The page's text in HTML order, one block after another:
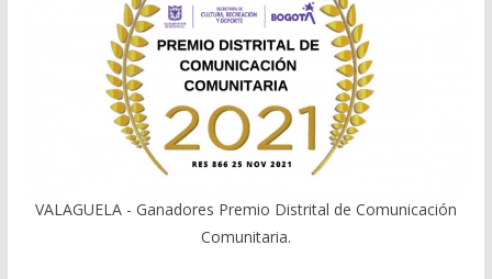
VALAGUELA - Ganadores Premio Distrital de Comunicación
Comunitaria.